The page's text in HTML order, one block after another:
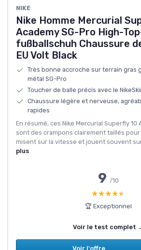
NIKE
Nike Homme Mercurial
Academy SG-Pro High-
fußballschuh Chaussure
EU Volt Black
Très bonne accroche sur terrain gras
métal SG-Pro
Toucher de balle précis avec le
Chaussure légère et nerveuse,
rapides
En résumé, ces Nike Mercurial Superfly 10
sont des crampons clairement taillés
misent sur la vitesse et jouent souvent
plus
9 /10
★★★★★
★★★★★
🏆 Exceptionnel
Voir le test complet
Voir l'offre